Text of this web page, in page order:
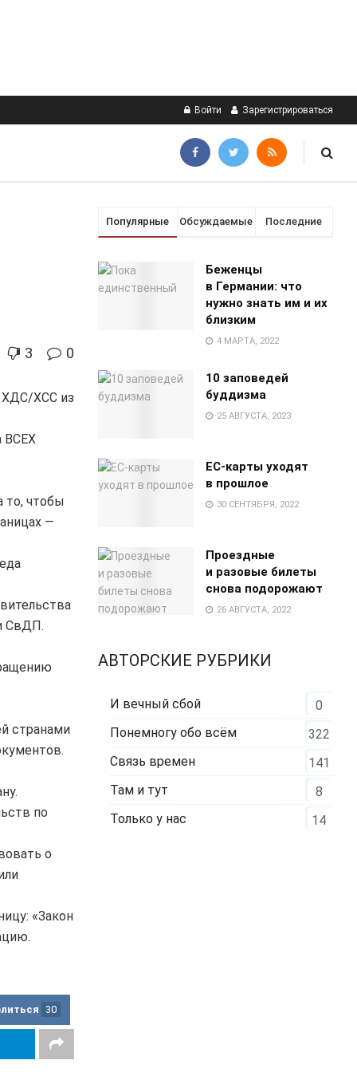
Войти Зарегистрироваться
3 0
ХДС/ХСС из
ВСЕХ
то, чтобы
—
СвДП.
странами
по
о
«Закон
30
Популярные Обсуждаемые Последние
Беженцы
в Германии: что
нужно знать им и их
близким
4 МАРТА, 2022
10 заповедей
буддизма
25 АВГУСТА, 2023
EC-карты уходят
в прошлое
30 СЕНТЯБРЯ, 2022
Проездные
и разовые билеты
снова подорожают
26 АВГУСТА, 2022
АВТОРСКИЕ РУБРИКИ
И вечный сбой
0
Понемногу обо всём
322
Связь времен
141
Там и тут
8
Только у нас
14